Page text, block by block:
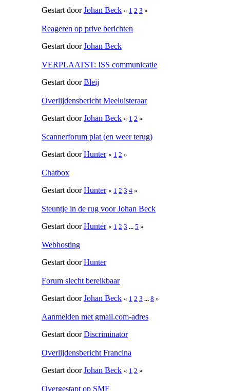
Gestart doorJohan Beck « 1 2 3 »
Reageren op prive berichten
Gestart doorJohan Beck
VERPLAATST: ISS communicatie
Gestart doorBleij
Overlijdensbericht Meeluisteraar
Gestart doorJohan Beck « 1 2 »
Scannerforum plat (en weer terug)
Gestart doorHunter « 1 2 »
Chatbox
Gestart doorHunter « 1 2 3 4 »
Steuntje in de rug voor Johan Beck
Gestart doorHunter « 1 2 3 ... 5 »
Webhosting
Gestart doorHunter
Forum slecht bereikbaar
Gestart doorJohan Beck « 1 2 3 ... 8 »
Aanmelden met gmail.com-adres
Gestart doorDiscriminator
Overlijdensbericht Francina
Gestart doorJohan Beck « 1 2 »
Overgestapt op SMF